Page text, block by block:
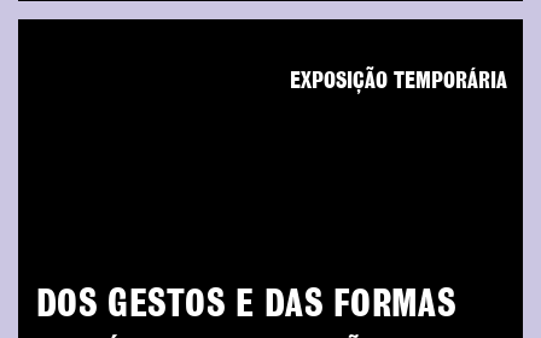
DOS GESTOS E DAS FORMAS
EXPOSIÇÃO TEMPORÁRIA